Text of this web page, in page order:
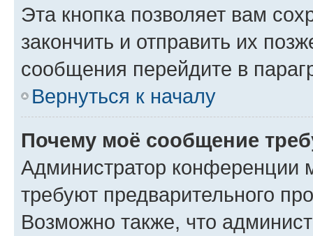
Эта кнопка позволяет вам
закончить и отправить их
сообщения перейдите в
Вернуться к началу
Почему моё сообщение
Администратор конференции
требуют предварительного
Возможно также, что